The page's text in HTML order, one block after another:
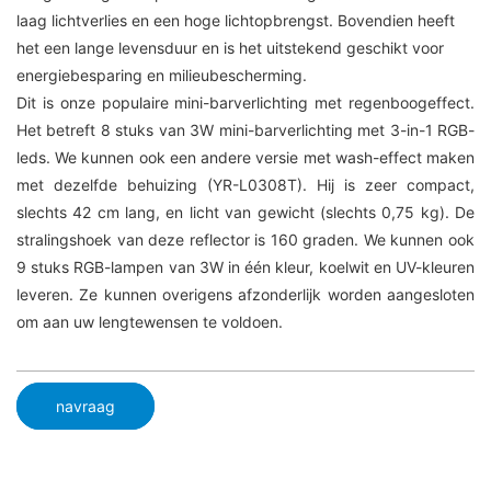
laag lichtverlies en een hoge lichtopbrengst. Bovendien heeft
het een lange levensduur en is het uitstekend geschikt voor
energiebesparing en milieubescherming.
Dit is onze populaire mini-barverlichting met regenboogeffect.
Het betreft 8 stuks van 3W mini-barverlichting met 3-in-1 RGB-
leds. We kunnen ook een andere versie met wash-effect maken
met dezelfde behuizing (YR-L0308T). Hij is zeer compact,
slechts 42 cm lang, en licht van gewicht (slechts 0,75 kg). De
stralingshoek van deze reflector is 160 graden. We kunnen ook
9 stuks RGB-lampen van 3W in één kleur, koelwit en UV-kleuren
leveren. Ze kunnen overigens afzonderlijk worden aangesloten
om aan uw lengtewensen te voldoen.
navraag